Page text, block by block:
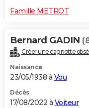
Famille METROT
Bernard GADIN
Créer une cagnotte
Naissance
23/05/1938 à Vou
Décès
17/08/2022 à Voiteur